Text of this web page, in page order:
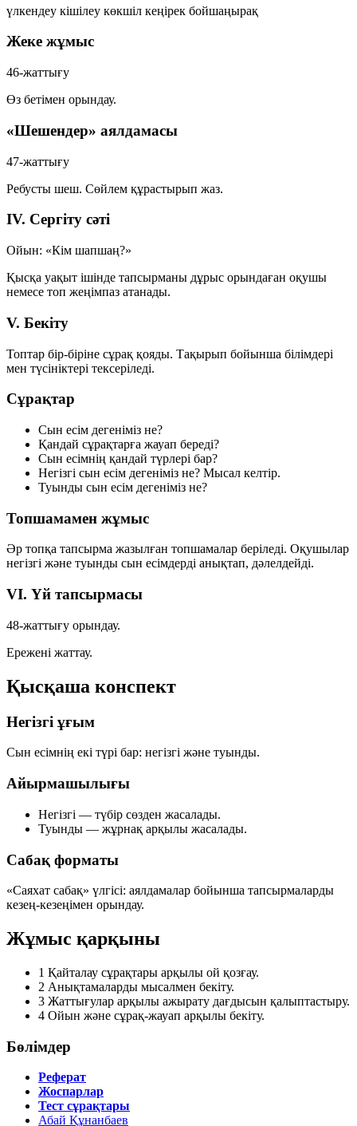
үлкендеу кішілеу көкшіл кеңірек бойшаңырақ
Жеке жұмыс
46-жаттығу
Өз бетімен орындау.
«Шешендер» аялдамасы
47-жаттығу
Ребусты шеш. Сөйлем құрастырып жаз.
IV. Сергіту сәті
Ойын: «Кім шапшаң?»
Қысқа уақыт ішінде тапсырманы дұрыс орындаған оқушы
немесе топ жеңімпаз атанады.
V. Бекіту
Топтар бір-біріне сұрақ қояды. Тақырып бойынша білімдері
мен түсініктері тексеріледі.
Сұрақтар
Сын есім дегеніміз не?
Қандай сұрақтарға жауап береді?
Сын есімнің қандай түрлері бар?
Негізгі сын есім дегеніміз не? Мысал келтір.
Туынды сын есім дегеніміз не?
Топшамамен жұмыс
Әр топқа тапсырма жазылған топшамалар беріледі. Оқушылар
негізгі және туынды сын есімдерді анықтап, дәлелдейді.
VI. Үй тапсырмасы
48-жаттығу орындау.
Ережені жаттау.
Қысқаша конспект
Негізгі ұғым
Сын есімнің екі түрі бар: негізгі және туынды.
Айырмашылығы
Негізгі — түбір сөзден жасалады.
Туынды — жұрнақ арқылы жасалады.
Сабақ форматы
«Саяхат сабақ» үлгісі: аялдамалар бойынша тапсырмаларды
кезең-кезеңімен орындау.
Жұмыс қарқыны
1 Қайталау сұрақтары арқылы ой қозғау.
2 Анықтамаларды мысалмен бекіту.
3 Жаттығулар арқылы ажырату дағдысын қалыптастыру.
4 Ойын және сұрақ-жауап арқылы бекіту.
Бөлімдер
Реферат
Жоспарлар
Тест сұрақтары
Абай Құнанбаев